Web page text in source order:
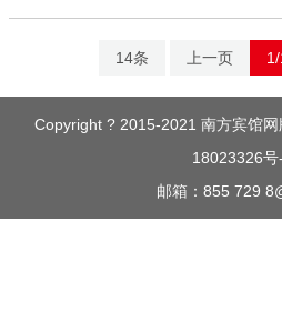
14条 上一页
Copyright ? 2015-2021 南方宾馆网
18023326号
邮箱：855 729